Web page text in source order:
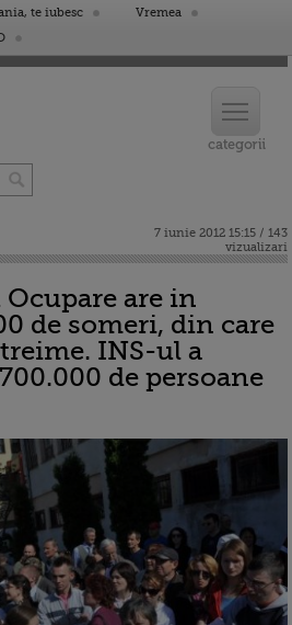
te iubesc
Vremea
7 iunie 2012 15:15 / 143
vizualizari
are in
de someri, din care
INS-ul a
de persoane